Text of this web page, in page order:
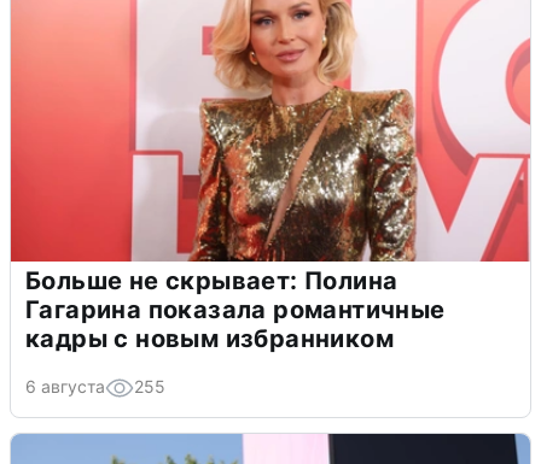
Больше не скрывает: Полина
Гагарина показала романтичные
кадры с новым избранником
6 августа 255